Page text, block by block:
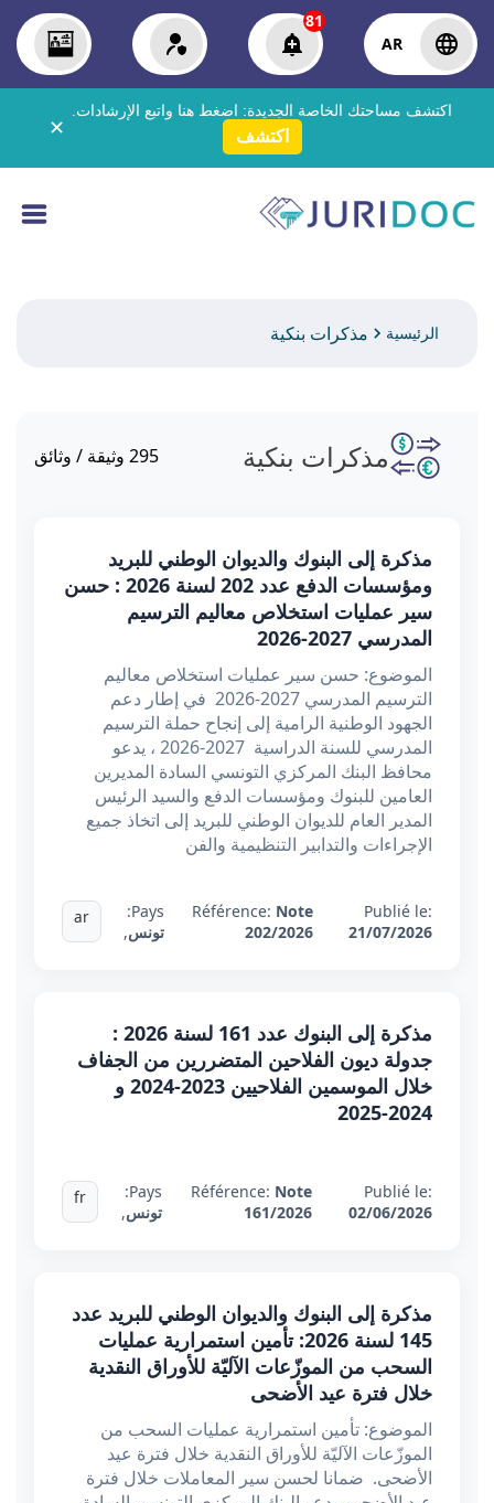
AR
81
اكتشف مساحتك الخاصة الجديدة: اضغط هنا واتبع الإرشادات.
اكتشف ✕
الرئيسية مذكرات بنكية
مذكرات بنكية 295 وثيقة / وثائق
مذكرة إلى البنوك والديوان الوطني للبريد
ومؤسسات الدفع عدد 202 لسنة 2026 : حسن
سير عملیات استخلاص معاليم الترسيم
المدرسي 2027-2026
الموضوع: حسن سير عملیات استخلاص معاليم
الترسيم المدرسي 2027-2026 في إطار دعم
الجهود الوطنية الرامية إلى إنجاح حملة الترسيم
المدرسي للسنة الدراسية 2027-2026 ، يدعو
محافظ البنك المركزي التونسي السادة المديرين
العامين للبنوك ومؤسسات الدفع والسيد الرئيس
المدير العام للديوان الوطني للبريد إلى اتخاذ جميع
الإجراءات والتدابير التنظيمية والفن
Publié le:
21/07/2026
Référence: Note
202/2026
Pays:
تونس,
ar
مذكرة إلى البنوك عدد 161 لسنة 2026 :
جدولة ديون الفلاحين المتضررين من الجفاف
خلال الموسمين الفلاحيين 2023-2024 و
2024-2025
Publié le:
02/06/2026
Référence: Note
161/2026
Pays:
تونس,
fr
مذكرة إلى البنوك والديوان الوطني للبريد عدد
145 لسنة 2026: تأمين استمرارية عمليات
السحب من الموزّعات الآليّة للأوراق النقدية
خلال فترة عيد الأضحى
الموضوع: تأمين استمرارية عمليات السحب من
الموزّعات الآليّة للأوراق النقدية خلال فترة عيد
الأضحى. ضمانا لحسن سير المعاملات خلال فترة